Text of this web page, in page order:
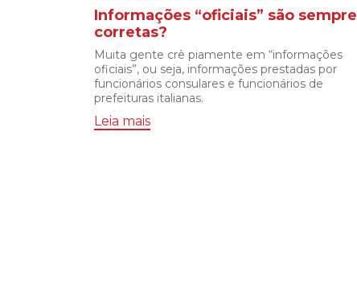
Informações “oficiais” são sempre
corretas?
Muita gente crê piamente em “informações
oficiais”, ou seja, informações prestadas por
funcionários consulares e funcionários de
prefeituras italianas.
Leia mais